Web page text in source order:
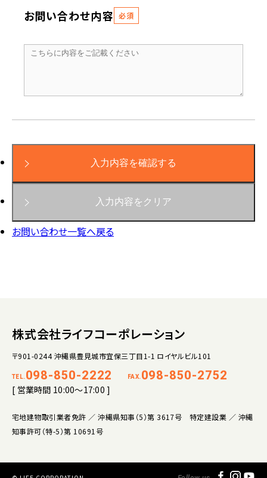
お問い合わせ内容 必須
お問い合わせ一覧へ戻る
株式会社ライフコーポレーション
〒901-0244 沖縄県豊見城市宜保三丁目1-1 ロイヤルビル101
TEL. 098-850-2222 FAX. 098-850-2752
[ 営業時間 10:00～17:00 ]
宅地建物取引業者免許 ／ 沖縄県知事（5）第 3617号 特定建設業 ／ 沖縄
知事許可（特-5）第 10691号